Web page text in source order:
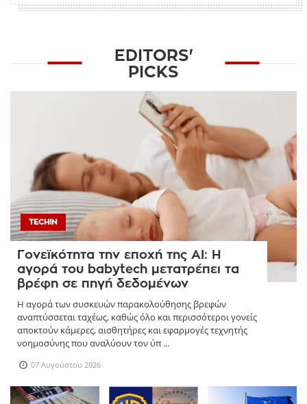
EDITORS'
PICKS
TECHIN
Γονεϊκότητα την εποχή της AI: Η
αγορά του babytech μετατρέπει τα
βρέφη σε πηγή δεδομένων
Η αγορά των συσκευών παρακολούθησης βρεφών
αναπτύσσεται ταχέως, καθώς όλο και περισσότεροι γονείς
αποκτούν κάμερες, αισθητήρες και εφαρμογές τεχνητής
νοημοσύνης που αναλύουν τον ύπ ...
07 Αυγούστου 2026